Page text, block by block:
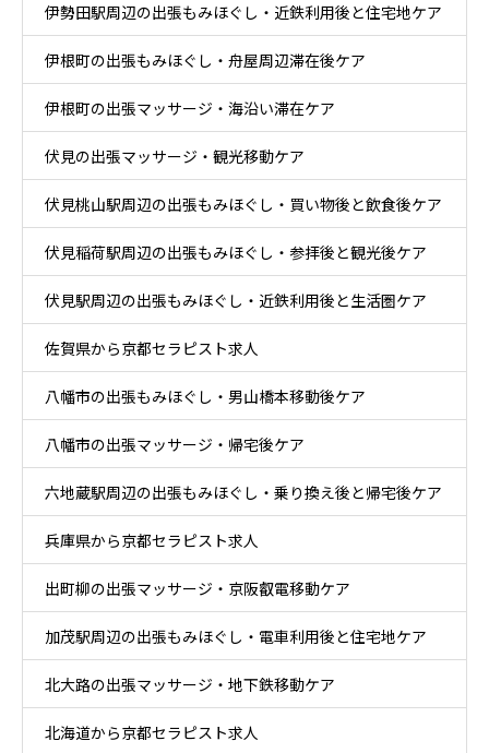
ア
伊勢田駅周辺の出張もみほぐし・近鉄利用後と住宅地ケア
伊根町の出張もみほぐし・舟屋周辺滞在後ケア
伊根町の出張マッサージ・海沿い滞在ケア
伏見の出張マッサージ・観光移動ケア
伏見桃山駅周辺の出張もみほぐし・買い物後と飲食後ケア
伏見稲荷駅周辺の出張もみほぐし・参拝後と観光後ケア
伏見駅周辺の出張もみほぐし・近鉄利用後と生活圏ケア
佐賀県から京都セラピスト求人
八幡市の出張もみほぐし・男山橋本移動後ケア
八幡市の出張マッサージ・帰宅後ケア
六地蔵駅周辺の出張もみほぐし・乗り換え後と帰宅後ケア
兵庫県から京都セラピスト求人
出町柳の出張マッサージ・京阪叡電移動ケア
加茂駅周辺の出張もみほぐし・電車利用後と住宅地ケア
北大路の出張マッサージ・地下鉄移動ケア
北海道から京都セラピスト求人